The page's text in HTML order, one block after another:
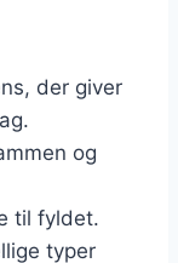
der giver
og
til fyldet.
typer